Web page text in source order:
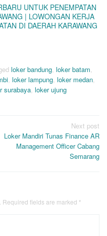
UNTUK PENEMPATAN
| LOWONGAN KERJA
DI DAERAH KARAWANG
loker bandung, loker batam,
, loker lampung, loker medan,
surabaya, loker ujung
Next post
Loker Mandiri Tunas Finance AR
Management Officer Cabang
Semarang
Required fields are marked *